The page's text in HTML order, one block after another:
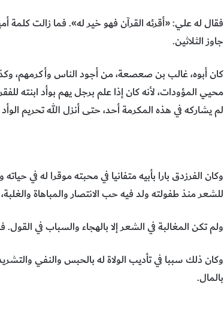
فقال له علي: «أقرئه القرآن فهو خير له». فما زالت
جاوز الثلاثين.
كان أبوه، غالب بن صعصعة، من أجود الناس وأكرمهم،
محيي المؤودات، لأنه كان إذا علم برجل يهم بوأد ابنته
لم يشاركه في هذه المكرمة أحد، حتى أنزل الله تحريم الوأد
وكان الفرزدق بارا بأبيه متفانيا في محبته موقرا له في
للشعر منذ طفولته ولد فيه حب الانتصار والمباهاة
ولم تكن المغالبة في الشعر إلا بالهجاء والسباب في
وكان ذلك سببا في تأديب الولاة له بالحبس والنفي
بالمال.